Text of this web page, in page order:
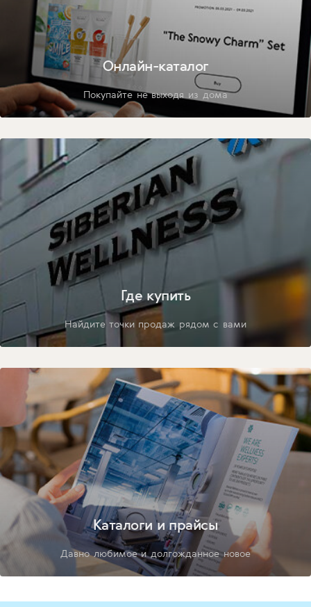
Онлайн-каталог
Покупайте не выходя из дома
Где купить
Найдите точки продаж рядом с вами
Каталоги и прайсы
Давно любимое и долгожданное новое